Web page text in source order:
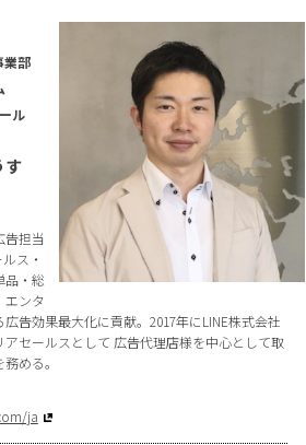
業部
ル
す
告担当
ス・
品・総
エンタ
告効果最大化に貢献。2017年にLINE株式会社
セールスとして 広告代理店様を中心として取
める。
ja